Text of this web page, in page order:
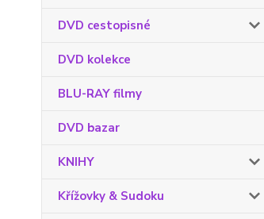
DVD cestopisné
DVD kolekce
BLU-RAY filmy
DVD bazar
KNIHY
Křížovky & Sudoku